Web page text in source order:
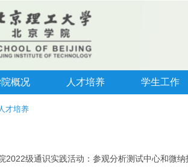
概况 人才培养 学生工作
才培养
2022级通识实践活动：参观分析测试中心和微纳